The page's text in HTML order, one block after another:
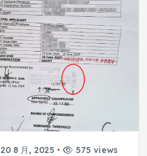
20 8 月, 2025 575 views